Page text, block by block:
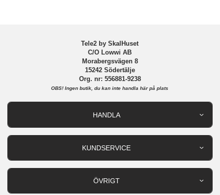
Tele2 by SkalHuset
C/O Lowwi AB
Morabergsvägen 8
15242 Södertälje
Org. nr: 556881-9238
OBS! Ingen butik, du kan inte handla här på plats
HANDLA
KUNDSERVICE
ÖVRIGT